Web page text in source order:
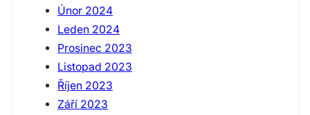
Únor 2024
Leden 2024
Prosinec 2023
Listopad 2023
Říjen 2023
Září 2023